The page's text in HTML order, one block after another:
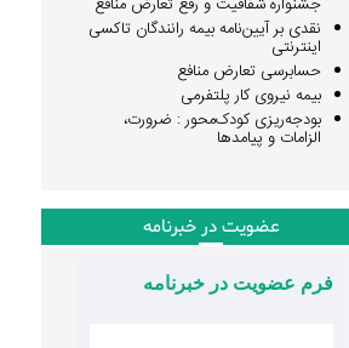
نقدی بر آیین‌نامه بیمه رانندگان تاکسی
اینترنتی
حسابرسی تعارض منافع
بیمه نیروی کار پلتفرمی
بودجه‌ریزی کودک‌محور : ضرورت،
الزامات و پیامدها
عضویت در خبرنامه
فرم عضویت در خبرنامه